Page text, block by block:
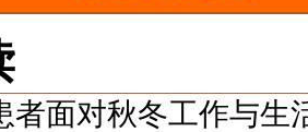
者面对秋冬工作与生